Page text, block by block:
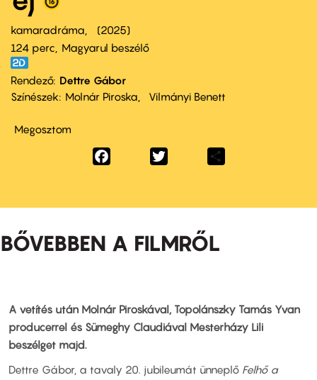
kamaradráma
2025
124 perc,
Magyarul beszélő
Rendező Dettre Gábor
Színészek
Molnár Piroska Vilmányi Benett
Megosztom
Facebook
BŐVEBBEN A FILMRŐL
A vetítés után Molnár Piroskával, Topolánszky Tamás Yvan
producerrel és Sümeghy Claudiával Mesterházy Lili
beszélget majd.
Dettre Gábor, a tavaly 20. jubileumát ünneplő Felhő a